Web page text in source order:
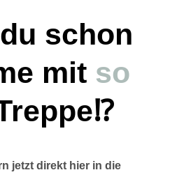
schon
mit so
jetzt direkt hier in die